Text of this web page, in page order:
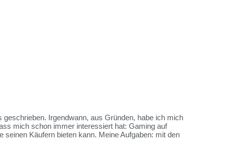
Irgendwann, aus Gründen, habe ich mich
mich schon immer interessiert hat: Gaming auf
Käufern bieten kann. Meine Aufgaben: mit den